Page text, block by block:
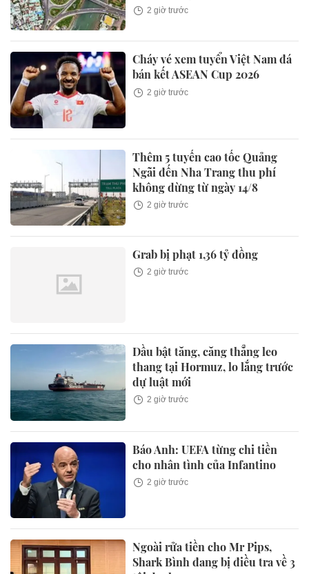
2 giờ trước
Cháy vé xem tuyển Việt Nam đá
bán kết ASEAN Cup 2026
2 giờ trước
Thêm 5 tuyến cao tốc Quảng
Ngãi đến Nha Trang thu phí
không dừng từ ngày 14/8
2 giờ trước
Grab bị phạt 1,36 tỷ đồng
2 giờ trước
Dầu bật tăng, căng thẳng leo
thang tại Hormuz, lo lắng trước
dự luật mới
2 giờ trước
Báo Anh: UEFA từng chi tiền
cho nhân tình của Infantino
2 giờ trước
Ngoài rửa tiền cho Mr Pips,
Shark Bình đang bị điều tra về 3